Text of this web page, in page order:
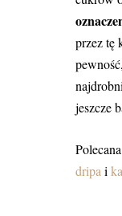
przeztę
jeszcze
dripa i